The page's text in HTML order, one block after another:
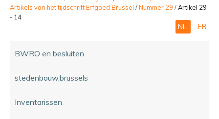
BELEVEN
Artikels van het tijdschrift Erfgoed Brussel /Nummer 29 /Artikel 29
- 14
NL FR
BWRO en besluiten
stedenbouw.brussels
Inventarissen